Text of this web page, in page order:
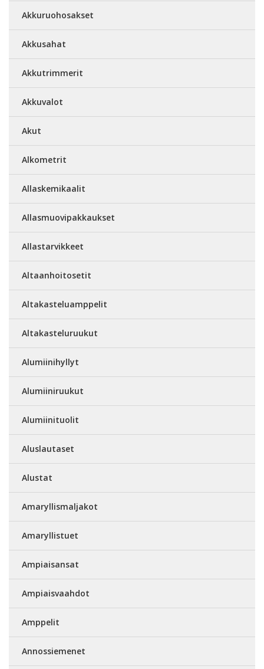
Akkuruohosakset
Akkusahat
Akkutrimmerit
Akkuvalot
Akut
Alkometrit
Allaskemikaalit
Allasmuovipakkaukset
Allastarvikkeet
Altaanhoitosetit
Altakasteluamppelit
Altakasteluruukut
Alumiinihyllyt
Alumiiniruukut
Alumiinituolit
Aluslautaset
Alustat
Amaryllismaljakot
Amaryllistuet
Ampiaisansat
Ampiaisvaahdot
Amppelit
Annossiemenet